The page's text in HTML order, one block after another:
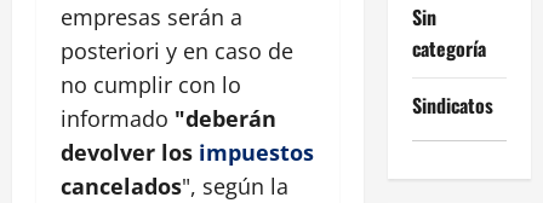
empresas serán a
posteriori y en caso de
no cumplir con lo
informado "deberán
devolver los impuestos
cancelados", según la
Sin
categoría
Sindicatos